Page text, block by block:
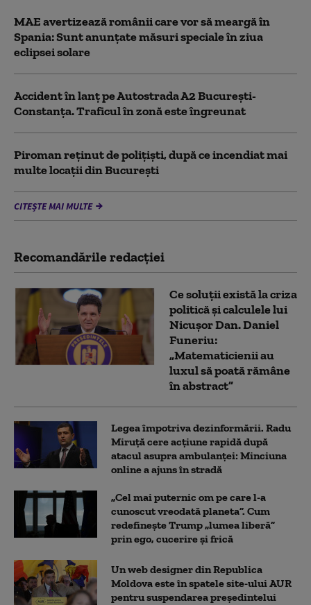
MAE avertizează românii care vor să meargă în
Spania: Sunt anunțate măsuri speciale în ziua
eclipsei solare
Accident în lanț pe Autostrada A2 București-
Constanța. Traficul în zonă este îngreunat
Piroman reţinut de poliţişti, după ce incendiat mai
multe locaţii din București
CITEȘTE MAI MULTE
Recomandările redacţiei
Ce soluții există la criza
politică și calculele lui
Nicușor Dan. Daniel
Funeriu:
„Matematicienii au
luxul să poată rămâne
în abstract”
Legea împotriva dezinformării. Radu
Miruță cere acțiune rapidă după
atacul asupra ambulanței: Minciuna
online a ajuns în stradă
„Cel mai puternic om pe care l-a
cunoscut vreodată planeta”. Cum
redefinește Trump „lumea liberă”
prin ego, cucerire și frică
Un web designer din Republica
Moldova este în spatele site-ului AUR
pentru suspendarea președintelui